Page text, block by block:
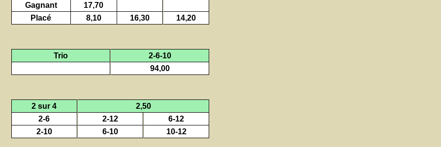
Gagnant
17,70
Placé
8,10 16,30 14,20
Trio
2-6-10
94,00
2 sur 4
2,50
2-6
2-12
6-12
2-10
6-10 10-12